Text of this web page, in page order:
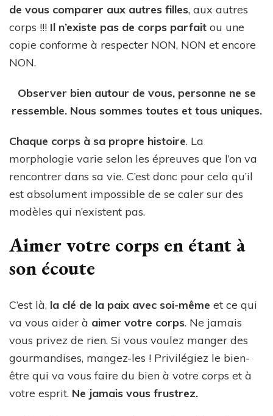
de vous comparer aux autres filles, aux autres
corps !!! Il n’existe pas de corps parfait ou une
copie conforme à respecter NON, NON et encore
NON.
Observer bien autour de vous, personne ne se
ressemble. Nous sommes toutes et tous uniques.
Chaque corps à sa propre histoire. La
morphologie varie selon les épreuves que l’on va
rencontrer dans sa vie. C’est donc pour cela qu’il
est absolument impossible de se caler sur des
modèles qui n’existent pas.
Aimer votre corps en étant à
son écoute
C’est là, la clé de la paix avec soi-même et ce qui
va vous aider à aimer votre corps. Ne jamais
vous privez de rien. Si vous voulez manger des
gourmandises, mangez-les ! Privilégiez le bien-
être qui va vous faire du bien à votre corps et à
votre esprit. Ne jamais vous frustrez.